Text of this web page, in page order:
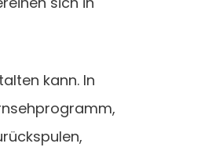
kann. In